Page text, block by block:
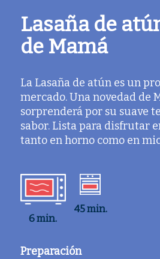
Lasaña de
de Mamá
La Lasaña de atún es un
mercado. Una novedad de
sorprenderá por su suave
sabor. Lista para disfrutar
tanto en horno como en
6 min.
45 min.
Preparación